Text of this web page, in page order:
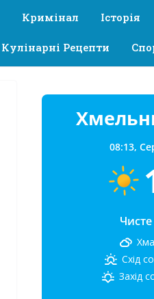
Кримінал Історія
Кулінарні Рецепти
08:13,
Схід
Захід